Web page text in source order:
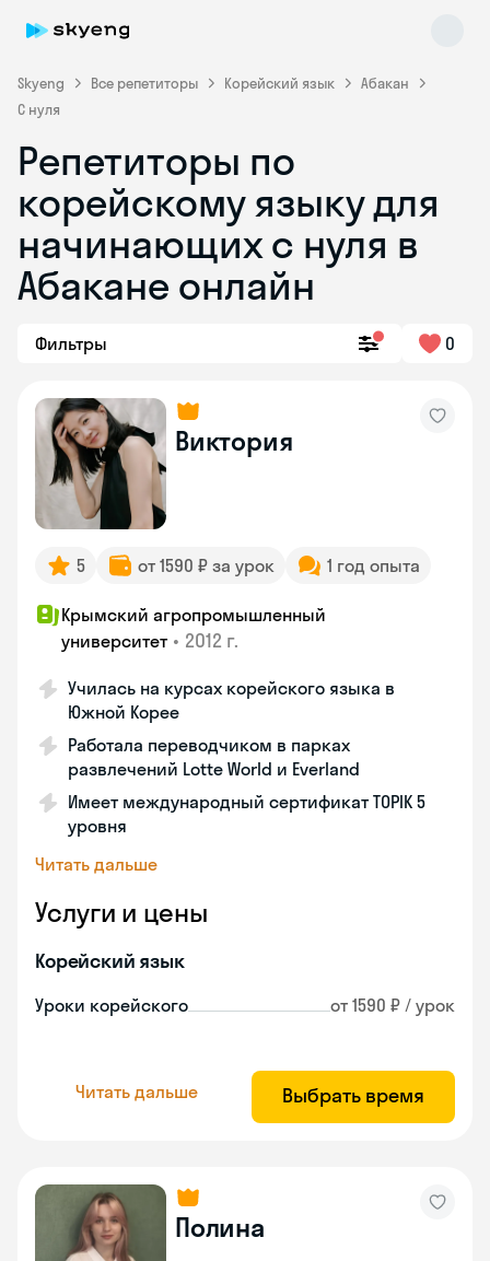
Skyeng Все репетиторы Корейский язык
Абакан
С нуля
Репетиторы по
корейскому языку для
начинающих с нуля в
Абакане онлайн
Фильтры 0
Виктория
5 от 1590 ₽ за урок 1 год опыта
Крымский агропромышленный
университет • 2012 г.
Училась на курсах корейского языка в
Южной Корее
Работала переводчиком в парках
развлечений Lotte World и Everland
Имеет международный сертификат TOPIK 5
уровня
Читать дальше
Услуги и цены
Корейский язык
Уроки корейского от 1590 ₽ / урок
Читать дальше Выбрать время
Полина
Skyeng Chat
online